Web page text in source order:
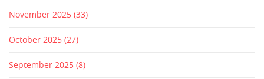
November 2025 (33)
October 2025 (27)
September 2025 (8)